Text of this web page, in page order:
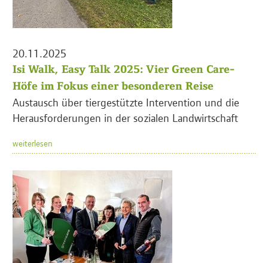
20.11.2025
Isi Walk, Easy Talk 2025: Vier Green Care-
Höfe im Fokus einer besonderen Reise
Austausch über tiergestützte Intervention und die
Herausforderungen in der sozialen Landwirtschaft
weiterlesen